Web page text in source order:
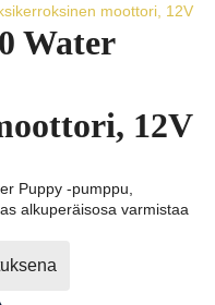
moottori, 12V
Water
12V
Puppy -pumppu,
alkuperäisosa varmistaa